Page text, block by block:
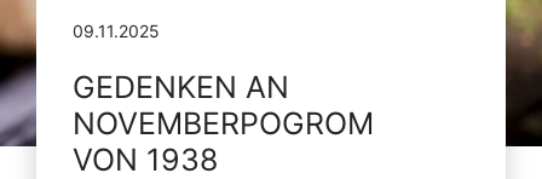
09.11.2025
GEDENKEN AN
NOVEMBERPOGROM
VON 1938